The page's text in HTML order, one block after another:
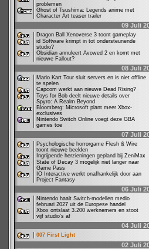
problemen
Ghost of Tsushima: Legends anime met
Character Art teaser trailer
09 Juli
Dragon Ball Xenoverse 3 toont gameplay
id Software krimpt in tot ondersteunende
studio?
Obsidian annuleert Avowed 2 en komt met
nieuwe Fallout?
08 Juli
Mario Kart Tour sluit servers en is niet offline
te spelen
Capcom werkt aan nieuwe Dead Rising?
Toys for Bob deelt nieuwe details over
Spyro: A Realm Beyond
Bloomberg: Microsoft plant meer Xbox-
exclusives
Nintendo Switch Online voegt deze GBA
games toe
07 Juli
Psychologische horrorgame Flesh & Wire
toont nieuwe beelden
Ingrijpende herzieningen gepland bij ZeniMax
State of Decay 3 mogelijk niet langer naar
Game Pass
IO Interactive werkt onafhankelijk door aan
Project Fantasy
06 Juli
Nintendo haalt Switch-modellen medio
februari 2027 uit de Europese handel
Xbox ontslaat 3.200 werknemers en stoot
vijf studio's af
04 Juli
007 First Light
02 Juli